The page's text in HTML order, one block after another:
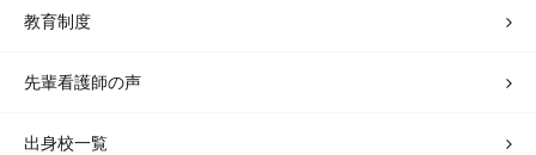
教育制度
先輩看護師の声
出身校一覧